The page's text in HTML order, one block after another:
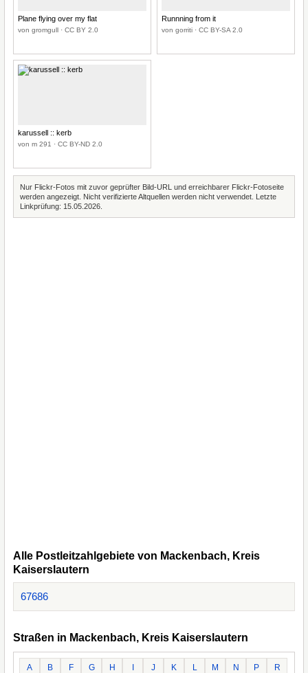
Plane flying over my flat
von gromgull · CC BY 2.0
Runnning from it
von gorriti · CC BY-SA 2.0
karussell :: kerb
von m 291 · CC BY-ND 2.0
Nur Flickr-Fotos mit zuvor geprüfter Bild-URL und erreichbarer Flickr-Fotoseite
werden angezeigt. Nicht verifizierte Altquellen werden nicht verwendet. Letzte
Linkprüfung: 15.05.2026.
Alle Postleitzahlgebiete von Mackenbach, Kreis
Kaiserslautern
67686
Straßen in Mackenbach, Kreis Kaiserslautern
A B F G H J K L M N P
R